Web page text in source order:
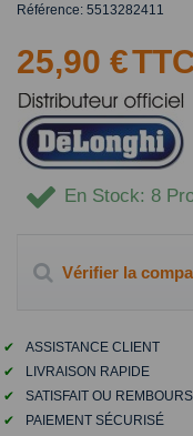
Référence: 5513282411
25,90 €
En Stock: 8
Vérifier la
✔
ASSISTANCE CLIENT
✔
LIVRAISON RAPIDE
✔
SATISFAIT OU
✔
PAIEMENT SÉCURISÉ